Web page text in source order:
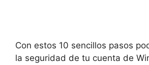
Con estos 10 sencillos pasos
la seguridad de tu cuenta de